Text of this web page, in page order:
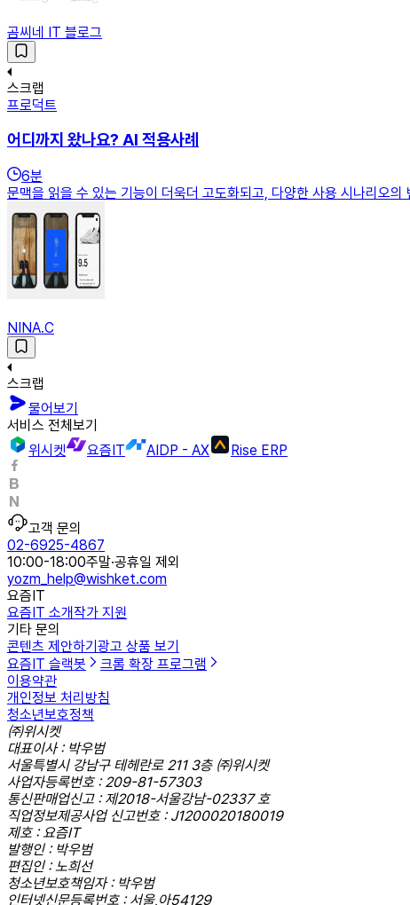
곰씨네 IT 블로그
스크랩
프로덕트
어디까지 왔나요? AI 적용사례
6분
문맥을 읽을 수 있는 기능이 더욱더 고도화되고, 다양한 사용 시나리오
NINA.C
스크랩
물어보기
서비스 전체보기
위시켓
요즘IT AIDP - AX Rise ERP
고객 문의
02-6925-4867
10:00-18:00주말·공휴일 제외
yozm_help@wishket.com
요즘IT
요즘IT 소개작가 지원
기타 문의
콘텐츠 제안하기 광고 상품 보기
요즘IT 슬랙봇
크롬 확장 프로그램
이용약관
개인정보 처리방침
청소년보호정책
㈜위시켓
대표이사 : 박우범
서울특별시 강남구 테헤란로 211 3층 ㈜위시켓
사업자등록번호 : 209-81-57303
통신판매업신고 : 제2018-서울강남-02337 호
직업정보제공사업 신고번호 : J1200020180019
제호 : 요즘IT
발행인 : 박우범
편집인 : 노희선
청소년보호책임자 : 박우범
인터넷신문등록번호 : 서울,아54129